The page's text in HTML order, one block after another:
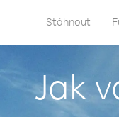
Stáhnout
Jak